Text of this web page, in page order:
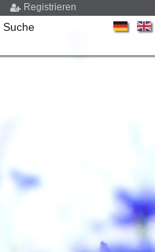
Registrieren
Suche